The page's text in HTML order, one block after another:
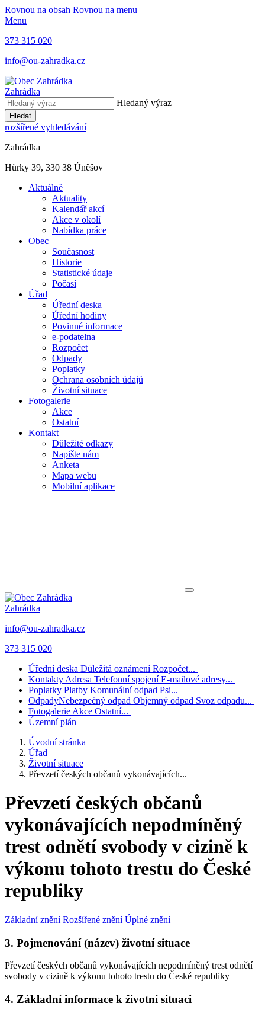
Rovnou na obsah Rovnou na menu
Menu
373 315 020
info@ou-zahradka.cz
Zahrádka
Hledaný výraz
Hledat
rozšířené vyhledávání
Zahrádka
Hůrky 39, 330 38 Úněšov
Aktuálně
Aktuality
Kalendář akcí
Akce v okolí
Nabídka práce
Obec
Současnost
Historie
Statistické údaje
Počasí
Úřad
Úřední deska
Úřední hodiny
Povinné informace
e-podatelna
Rozpočet
Odpady
Poplatky
Ochrana osobních údajů
Životní situace
Fotogalerie
Akce
Ostatní
Kontakt
Důležité odkazy
Napište nám
Anketa
Mapa webu
Mobilní aplikace
Zahrádka
info@ou-zahradka.cz
373 315 020
Úřední deska Důležitá oznámení Rozpočet...
Kontakty Adresa Telefonní spojení E-mailové adresy...
Poplatky Platby Komunální odpad Psi...
OdpadyNebezpečný odpad Objemný odpad Svoz odpadu...
Fotogalerie Akce Ostatní...
Územní plán
Úvodní stránka
Úřad
Životní situace
Převzetí českých občanů vykonávajících...
Převzetí českých občanů
vykonávajících nepodmíněný
trest odnětí svobody v cizině k
výkonu tohoto trestu do České
republiky
Základní znění Rozšířené znění Úplné znění
3. Pojmenování (název) životní situace
Převzetí českých občanů vykonávajících nepodmíněný trest odnětí
svobody v cizině k výkonu tohoto trestu do České republiky
4. Základní informace k životní situaci